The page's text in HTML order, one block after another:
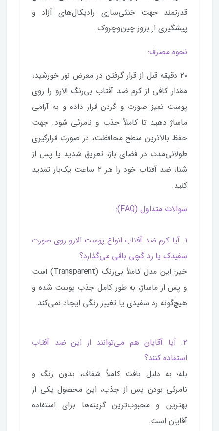
قدرتمند جهت خنثی‌سازی رادیکال‌های آزاد و
پیشگیری از بروز چین‌وچروک.
نحوه مصرف:
۲۰ دقیقه قبل از قرار گرفتن در معرض نور خورشید،
مقدار کافی از کرم ضد آفتاب بی‌رنگ الارو را روی
پوست تمیز صورت و گردن قرار داده و به آرامی
ماساژ دهید تا کاملاً جذب و نامرئی شود. جهت
حفظ بالاترین سطح محافظت، در صورت قرارگیری
طولانی‌مدت در فضای باز، تعریق شدید یا پس از
شنا، ضد آفتاب خود را هر ۲ ساعت یک‌بار تمدید
کنید.
سوالات متداول (FAQ):
۱. آیا کرم ضد آفتاب انواع پوست الارو روی صورت
سفیدک یا رد گچی باقی می‌گذارد؟
خیر؛ این مدل کاملاً بی‌رنگ (Transparent) است
و پس از ماساژ، به طور کامل جذب پوست شده و
هیچ‌گونه رد سفیدی یا تغییر رنگی ایجاد نمی‌کند.
۲. آیا آقایان هم می‌توانند از این ضد آفتاب
استفاده کنند؟
بله؛ به دلیل بافت کاملاً شفاف، بدون رنگ و
نامرئی بودن پس از جذب، این محصول یکی از
بهترین و محبوب‌ترین گزینه‌ها برای استفاده
آقایان است.